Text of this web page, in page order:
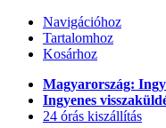
Navigációhoz
Tartalomhoz
Kosárhoz
Magyarország:
Ingyenes
24 órás kiszállítás